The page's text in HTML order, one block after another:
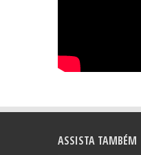
ASSISTA TAMBÉM